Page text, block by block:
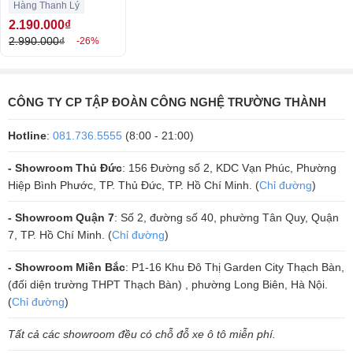
song lại vô cùng cứng cáp, tạo ra âm thanh mở rộng, sắc nét.
Phần loa woofer có gân nhún, sử dụng vật liệu Polyether dạng xốp đã
hát thêm phần hứng khởi, tự tin khoe trọn chất giọng của mình.
Sở hữu dòng loa này chính là giải pháp để bạn thỏa mãn mong muốn
Likenew)
Hàng Thanh Lý
2.190.000₫
2.990.000₫ -26%
CÔNG TY CP TẬP ĐOÀN CÔNG NGHỆ TRƯỜNG THÀNH
Hotline: 081.736.5555 (8:00 - 21:00)
- Showroom Thủ Đức: 156 Đường số 2, KDC Vạn Phúc, Phường
Hiệp Bình Phước, TP. Thủ Đức, TP. Hồ Chí Minh. (Chỉ đường)
- Showroom Quận 7: Số 2, đường số 40, phường Tân Quy, Quận
7, TP. Hồ Chí Minh. (Chỉ đường)
- Showroom Miền Bắc: P1-16 Khu Đô Thị Garden City Thạch Bàn,
(đối diện trường THPT Thạch Bàn) , phường Long Biên, Hà Nội.
(Chỉ đường)
Tất cả các showroom đều có chỗ đỗ xe ô tô miễn phí.